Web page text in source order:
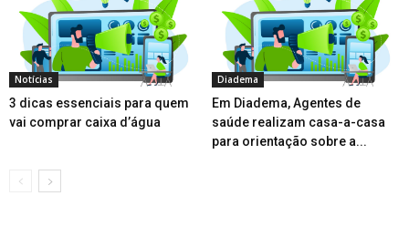
Notícias
3 dicas essenciais para quem
vai comprar caixa d’água
Diadema
Em Diadema, Agentes de
saúde realizam casa-a-casa
para orientação sobre a...